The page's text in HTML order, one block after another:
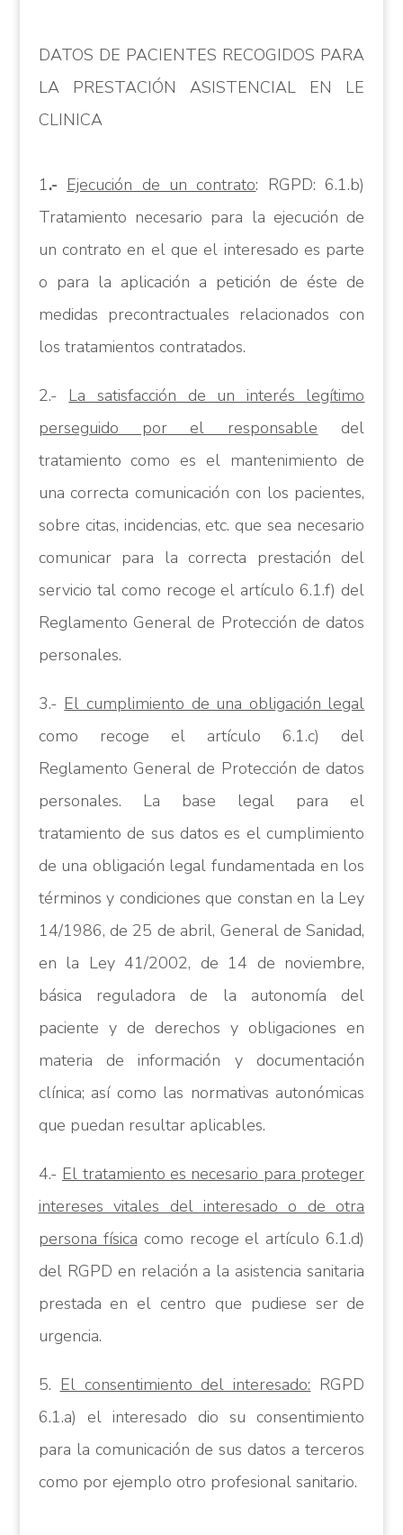
DATOS DE PACIENTES RECOGIDOS PARA
LA PRESTACIÓN ASISTENCIAL EN LE
CLINICA
1.- Ejecución de un contrato: RGPD: 6.1.b)
Tratamiento necesario para la ejecución de
un contrato en el que el interesado es parte
o para la aplicación a petición de éste de
medidas precontractuales relacionados con
los tratamientos contratados.
2.- La satisfacción de un interés legítimo
perseguido por el responsable del
tratamiento como es el mantenimiento de
una correcta comunicación con los pacientes,
sobre citas, incidencias, etc. que sea necesario
comunicar para la correcta prestación del
servicio tal como recoge el artículo 6.1.f) del
Reglamento General de Protección de datos
personales.
3.- El cumplimiento de una obligación legal
como recoge el artículo 6.1.c) del
Reglamento General de Protección de datos
personales. La base legal para el
tratamiento de sus datos es el cumplimiento
de una obligación legal fundamentada en los
términos y condiciones que constan en la Ley
14/1986, de 25 de abril, General de Sanidad,
en la Ley 41/2002, de 14 de noviembre,
básica reguladora de la autonomía del
paciente y de derechos y obligaciones en
materia de información y documentación
clínica; así como las normativas autonómicas
que puedan resultar aplicables.
4.- El tratamiento es necesario para proteger
intereses vitales del interesado o de otra
persona física como recoge el artículo 6.1.d)
del RGPD en relación a la asistencia sanitaria
prestada en el centro que pudiese ser de
urgencia.
5. El consentimiento del interesado: RGPD
6.1.a) el interesado dio su consentimiento
para la comunicación de sus datos a terceros
como por ejemplo otro profesional sanitario.